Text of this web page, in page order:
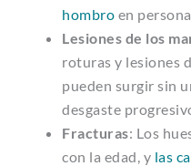
hombro en
Lesiones de los
roturas y lesiones
pueden surgir sin
desgaste
Fracturas: Los
con la edad, y las